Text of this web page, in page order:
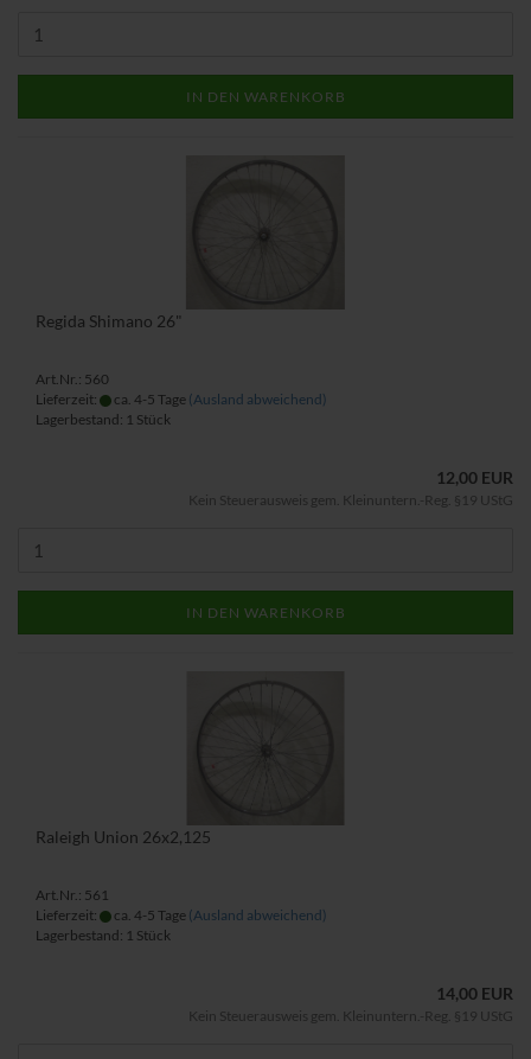
IN DEN WARENKORB
Regida Shimano 26"
Art.Nr.: 560
Lieferzeit:
ca. 4-5 Tage (Ausland abweichend)
Lagerbestand: 1 Stück
12,00 EUR
Kein Steuerausweis gem. Kleinuntern.-Reg. §19 UStG
IN DEN WARENKORB
Raleigh Union 26x2,125
Art.Nr.: 561
Lieferzeit:
ca. 4-5 Tage (Ausland abweichend)
Lagerbestand: 1 Stück
14,00 EUR
Kein Steuerausweis gem. Kleinuntern.-Reg. §19 UStG